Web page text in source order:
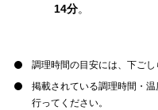
14分。
調理時間の目安には、下ごし
掲載されている調理時間・
行ってください。